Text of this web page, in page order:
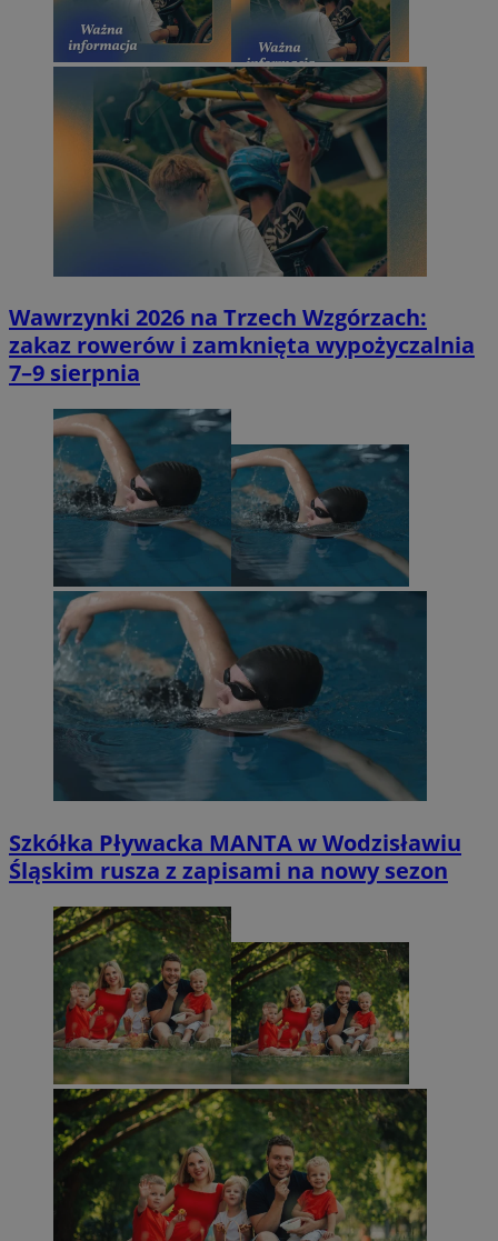
Wawrzynki 2026 na Trzech Wzgórzach:
zakaz rowerów i zamknięta wypożyczalnia
7–9 sierpnia
Szkółka Pływacka MANTA w Wodzisławiu
Śląskim rusza z zapisami na nowy sezon